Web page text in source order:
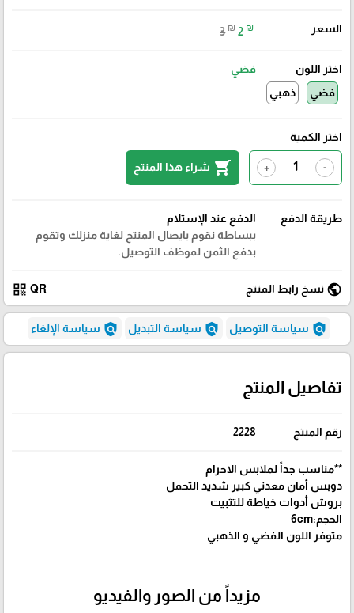
السعر 3 ₪ 2 ₪
اختر اللون
فضي
فضي
ذهبي
اختر الكمية
-
+
shopping_cart شراء هذا المنتج
طريقة الدفع
الدفع عند الإستلام
ببساطة نقوم بايصال المنتج لغاية منزلك وتقوم
بدفع الثمن لموظف التوصيل.
public نسخ رابط المنتج QR
qr_code
policy سياسة التوصيل policy سياسة التبديل policy سياسة الإلغاء
تفاصيل المنتج
رقم المنتج 2228
**مناسب جداً لملابس الاحرام
دوبس أمان معدني كبير شديد التحمل
بروش أدوات خياطة للتثبيت
الحجم:6cm
متوفر اللون الفضي و الذهبي
مزيداً من الصور والفيديو